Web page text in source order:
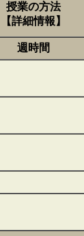
授業の方法
【詳細情報】
週時間